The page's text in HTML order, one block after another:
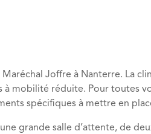
Joffre à Nanterre. La
mobilité réduite. Pour toutes
spécifiques à mettre en
grande salle d’attente, de